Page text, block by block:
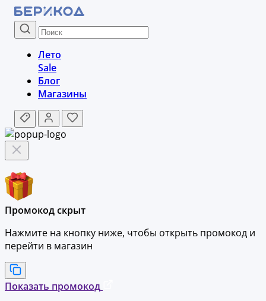
Лето
Sale
Блог
Магазины
Промокод скрыт
Нажмите на кнопку ниже, чтобы открыть промокод и
перейти в магазин
Показать промокод